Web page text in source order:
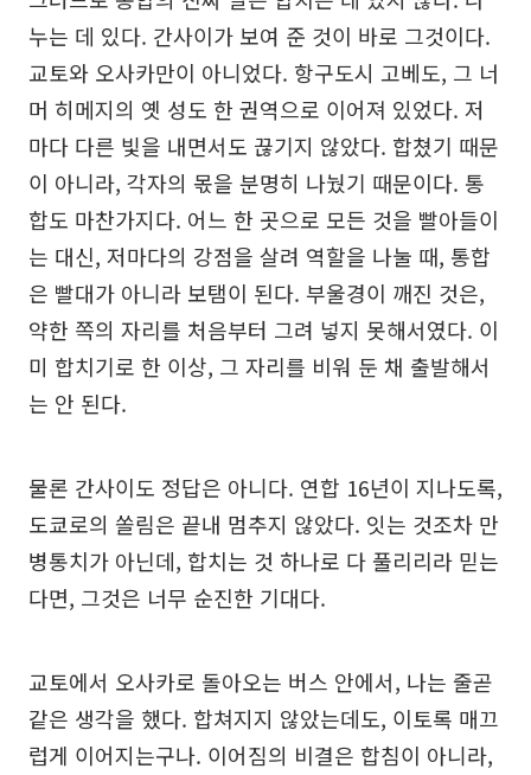
누는 데 있다. 간사이가 보여 준 것이 바로 그것이다.
교토와 오사카만이 아니었다. 항구도시 고베도, 그 너
머 히메지의 옛 성도 한 권역으로 이어져 있었다. 저
마다 다른 빛을 내면서도 끊기지 않았다. 합쳤기 때문
이 아니라, 각자의 몫을 분명히 나눴기 때문이다. 통
합도 마찬가지다. 어느 한 곳으로 모든 것을 빨아들이
는 대신, 저마다의 강점을 살려 역할을 나눌 때, 통합
은 빨대가 아니라 보탬이 된다. 부울경이 깨진 것은,
약한 쪽의 자리를 처음부터 그려 넣지 못해서였다. 이
미 합치기로 한 이상, 그 자리를 비워 둔 채 출발해서
는 안 된다.
물론 간사이도 정답은 아니다. 연합 16년이 지나도록,
도쿄로의 쏠림은 끝내 멈추지 않았다. 잇는 것조차 만
병통치가 아닌데, 합치는 것 하나로 다 풀리리라 믿는
다면, 그것은 너무 순진한 기대다.
교토에서 오사카로 돌아오는 버스 안에서, 나는 줄곧
같은 생각을 했다. 합쳐지지 않았는데도, 이토록 매끄
럽게 이어지는구나. 이어짐의 비결은 합침이 아니라,